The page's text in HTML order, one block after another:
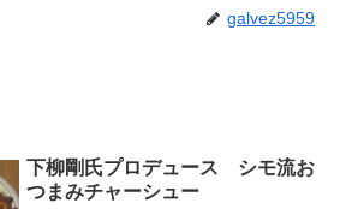
galvez5959
下柳剛氏プロデュース シモ流お
つまみチャーシュー